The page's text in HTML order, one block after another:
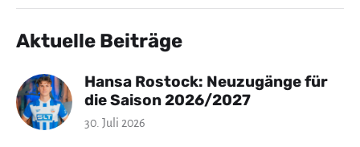
Aktuelle Beiträge
Hansa Rostock: Neuzugänge für
die Saison 2026/2027
30. Juli 2026